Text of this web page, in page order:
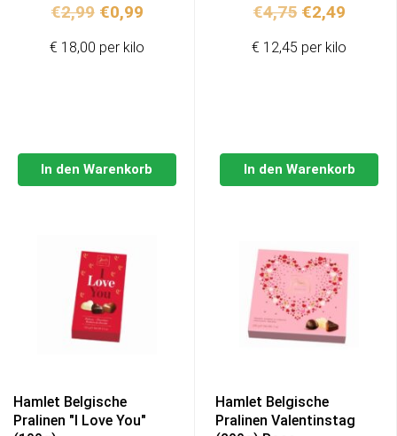
€2,99 Ursprünglicher
war:
€0,99Aktueller
ist:
In den Warenkorb
€ 18,00 per kilo
€4,75
war:
€2,49
ist:
In den Warenkorb
€ 12,45 per kilo
Hamlet Belgische
Pralinen "I Love You"
Hamlet Belgische
Pralinen Valentinstag